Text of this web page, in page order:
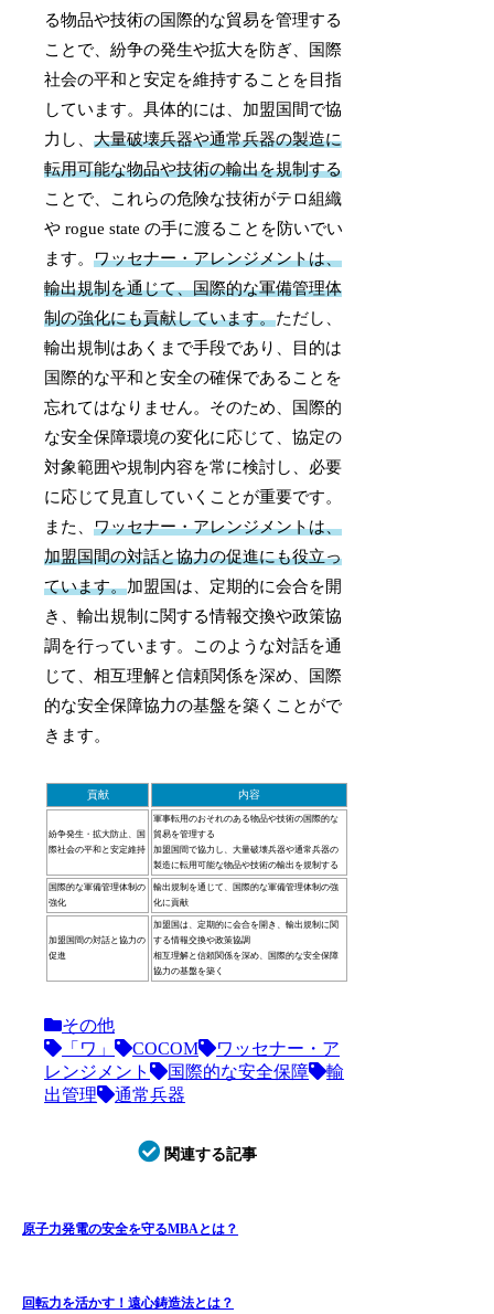
る物品や技術の国際的な貿易を管理する
ことで、紛争の発生や拡大を防ぎ、国際
社会の平和と安定を維持することを目指
しています。具体的には、加盟国間で協
力し、大量破壊兵器や通常兵器の製造に
転用可能な物品や技術の輸出を規制する
ことで、これらの危険な技術がテロ組織
や rogue state の手に渡ることを防いでい
ます。ワッセナー・アレンジメントは、
輸出規制を通じて、国際的な軍備管理体
制の強化にも貢献しています。ただし、
輸出規制はあくまで手段であり、目的は
国際的な平和と安全の確保であることを
忘れてはなりません。そのため、国際的
な安全保障環境の変化に応じて、協定の
対象範囲や規制内容を常に検討し、必要
に応じて見直していくことが重要です。
また、ワッセナー・アレンジメントは、
加盟国間の対話と協力の促進にも役立っ
ています。加盟国は、定期的に会合を開
き、輸出規制に関する情報交換や政策協
調を行っています。このような対話を通
じて、相互理解と信頼関係を深め、国際
的な安全保障協力の基盤を築くことがで
きます。
貢献 内容
紛争発生・拡大防止、国
際社会の平和と安定維持
軍事転用のおそれのある物品や技術の国際的な
貿易を管理する
加盟国間で協力し、大量破壊兵器や通常兵器の
製造に転用可能な物品や技術の輸出を規制する
国際的な軍備管理体制の
強化
輸出規制を通じて、国際的な軍備管理体制の強
化に貢献
加盟国間の対話と協力の
促進
加盟国は、定期的に会合を開き、輸出規制に関
する情報交換や政策協調
相互理解と信頼関係を深め、国際的な安全保障
協力の基盤を築く
その他
「ワ」
COCOM
ワッセナー・ア
レンジメント
国際的な安全保障
輸
出管理
通常兵器
関連する記事
原子力発電の安全を守るMBAとは？
回転力を活かす！遠心鋳造法とは？